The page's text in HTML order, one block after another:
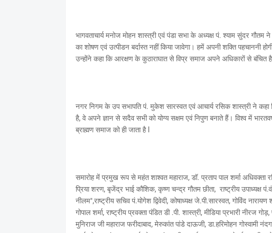
भागवताचार्य मनोज मोहन शास्त्री एवं पंडा सभा के अध्यक्ष पं. श्याम सुंदर
का शोषण एवं उत्पीडन बर्दास्त नहीं किया जावेगा। हमें अपनी शक्ति पहचाननी
उन्होंने कहा कि आरक्षण के कुठाराघात से विप्र समाज अपने अधिकारों से बंचित
नगर निगम के उप सभापति पं. मुकेश सारस्वत एवं आचार्य रसिक शास्त्री ने कहा
है, वे अपने ज्ञान से सदैव सभी को योग्य सक्षम एवं निपुण बनाते हैं। विश्व में
ब्राह्मण समाज को ही जाता है l
समारोह में प्रमुख रूप से महंत शाश्वत महाराज, डॉ. प्रताप पाल शर्मा अधिवक्ता
प्रिया शरण, बृजेंद्र भाई कौशिक, कृष्ण चन्द्र गौतम छीता, राष्ट्रीय उपाध्यक्ष
नीलम",राष्ट्रीय सचिव पं.योगेश द्विवेदी, कोषाध्यक्ष जे.पी.सारस्वत, गोविंद
गोपाल शर्मा, राष्ट्रीय प्रवक्ता पंडित डी .पी. शास्त्री, मीडिया प्रभारी नीरज
मुनिराज जी महाराज फरीदाबाद, मेरुकांत पांडे दाऊजी, डा.हरिमोहन गोस्वामी